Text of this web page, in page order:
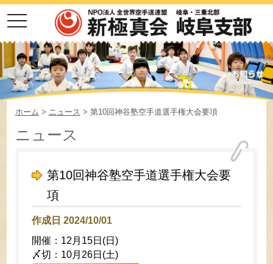
toggle
navigation
ホーム > ニュース > 第10回神谷塾空手道選手権大会要項
ニュース
第10回神谷塾空手道選手権大会要
項
作成日 2024/10/01
開催：12月15日(日)
〆切：10月26日(土)